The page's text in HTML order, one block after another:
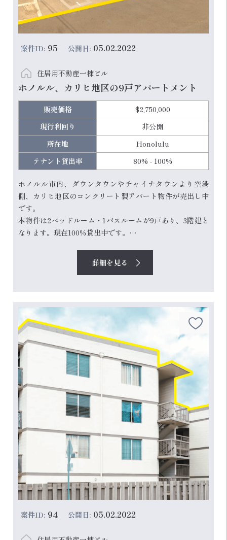
案件ID: 95 公開日: 05.02.2022
住居用不動産一棟ビル
ホノルル、カリヒ地区の9戸アパートメント
販売価格
$2,750,000
現行利回り
非公開
所在地
Honolulu
テナント貸出率
80% - 100%
ホノルル市内、ダウンタウンやチャイナタウンより空港
側、カリヒ地区のコンクリート製アパート物件が売出し中
です。
本物件は2ベッドルーム・1バスルームが9戸あり、3階建と
なります。現在100％貸出中です。
ョン済で、さらに外観も新規で塗装済、駐車場や中庭、フ
ェンスを新調しています。
が可能です。
本物件があ...
詳細を見る
案件ID: 94 公開日: 05.02.2022